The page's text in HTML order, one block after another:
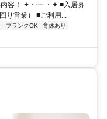
容！ ✦・┈ ・✦ ■入居募
り営業） ■ご利用...
ブランクOK
育休あり